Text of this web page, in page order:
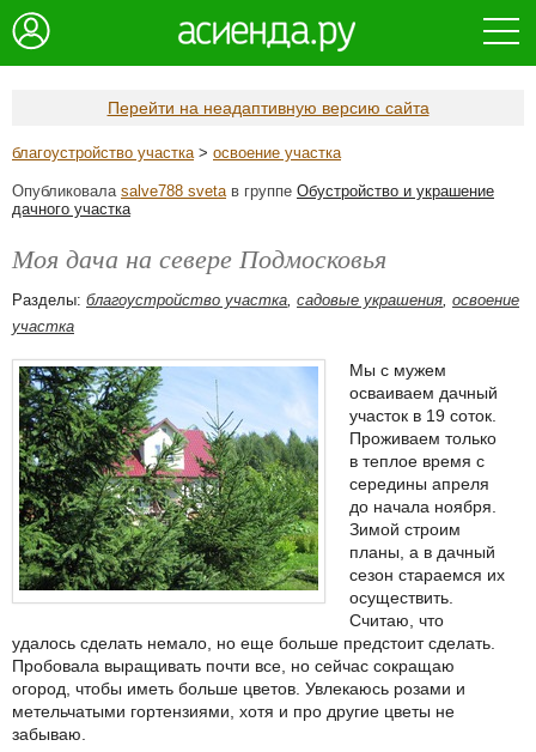
Перейти на неадаптивную версию сайта
благоустройство участка> освоение участка
Опубликовала salve788 svetaв группе Обустройство и украшение
дачного участка
Моя дача на севере Подмосковья
Разделы: благоустройство участка, садовые украшения, освоение
участка
Мы с мужем
осваиваем дачный
участок в 19 соток.
Проживаем только
в теплое время с
середины апреля
до начала ноября.
Зимой строим
планы, а в дачный
сезон стараемся их
осуществить.
Считаю, что
удалось сделать немало, но еще больше предстоит сделать.
Пробовала выращивать почти все, но сейчас сокращаю
огород, чтобы иметь больше цветов. Увлекаюсь розами и
метельчатыми гортензиями, хотя и про другие цветы не
забываю.